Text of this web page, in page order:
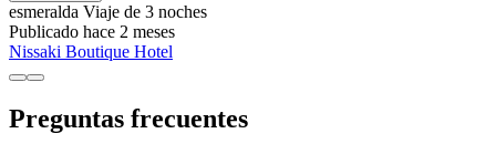
esmeralda Viaje de 3 noches
Publicado hace 2 meses
Nissaki Boutique Hotel
Preguntas frecuentes